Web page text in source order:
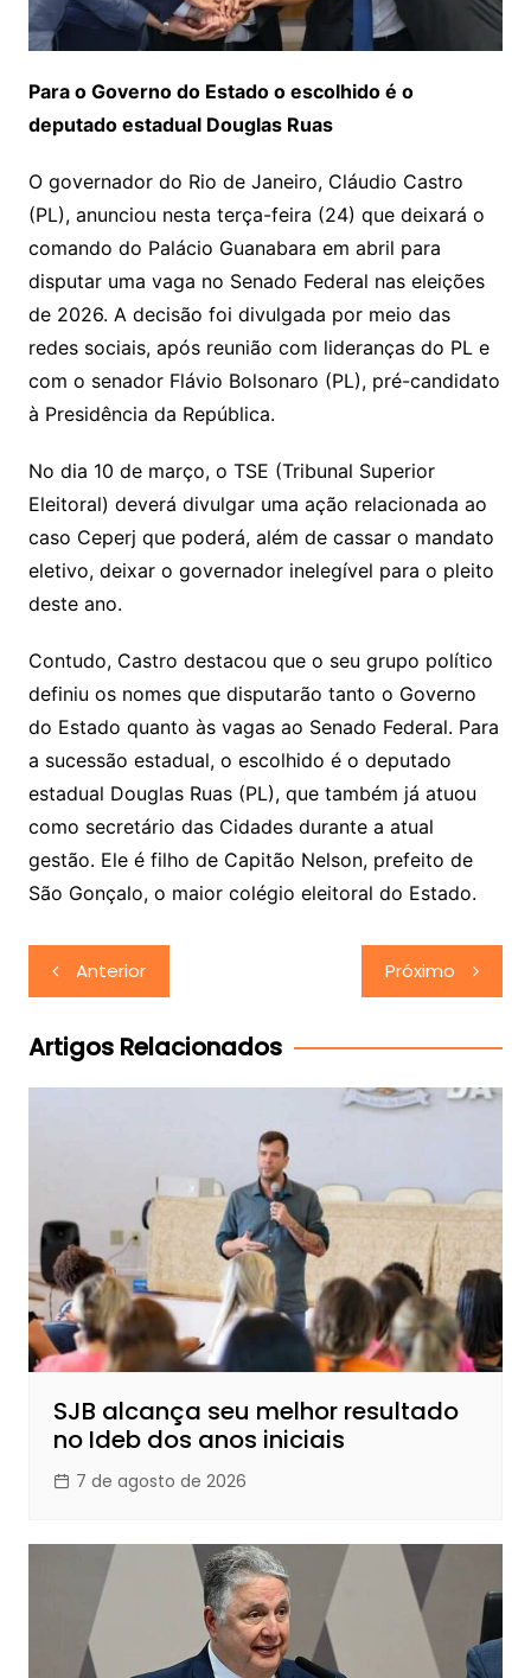
Para o Governo do Estado o escolhido é o
deputado estadual Douglas Ruas
O governador do Rio de Janeiro, Cláudio Castro
(PL), anunciou nesta terça-feira (24) que deixará o
comando do Palácio Guanabara em abril para
disputar uma vaga no Senado Federal nas eleições
de 2026. A decisão foi divulgada por meio das
redes sociais, após reunião com lideranças do PL e
com o senador Flávio Bolsonaro (PL), pré-candidato
à Presidência da República.
No dia 10 de março, o TSE (Tribunal Superior
Eleitoral) deverá divulgar uma ação relacionada ao
caso Ceperj que poderá, além de cassar o mandato
eletivo, deixar o governador inelegível para o pleito
deste ano.
Contudo, Castro destacou que o seu grupo político
definiu os nomes que disputarão tanto o Governo
do Estado quanto às vagas ao Senado Federal. Para
a sucessão estadual, o escolhido é o deputado
estadual Douglas Ruas (PL), que também já atuou
como secretário das Cidades durante a atual
gestão. Ele é filho de Capitão Nelson, prefeito de
São Gonçalo, o maior colégio eleitoral do Estado.
Navegação
de
Post
Anterior Próximo
Artigos Relacionados
SJB alcança seu melhor resultado
no Ideb dos anos iniciais
7 de agosto de 2026